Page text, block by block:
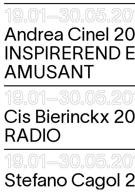
Andrea Cinel
INSPIREREND
AMUSANT
Cis Bierinckx
RADIO
Stefano Cagol